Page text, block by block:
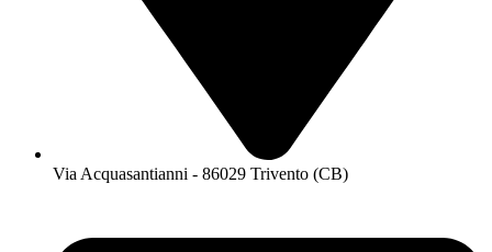
Via Acquasantianni - 86029 Trivento (CB)